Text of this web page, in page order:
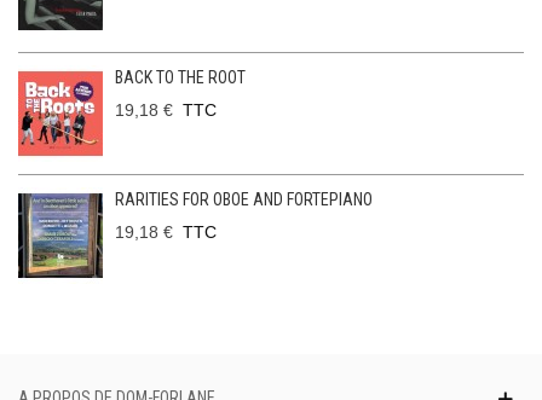
BACK TO THE ROOT
19,18 € TTC
RARITIES FOR OBOE AND FORTEPIANO
19,18 € TTC